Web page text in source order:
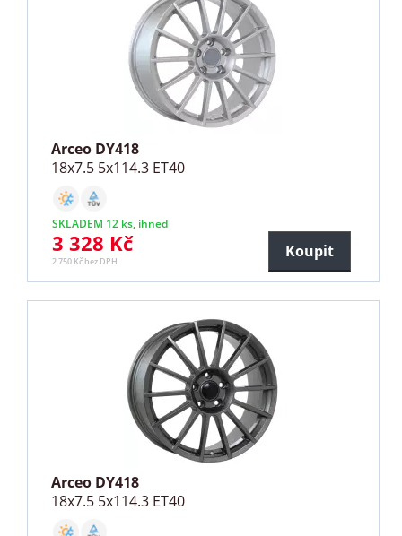
Arceo DY418
18x7.5 5x114.3 ET40
SKLADEM 12 ks, ihned
3 328 Kč
2 750 Kč bez DPH
Koupit
Arceo DY418
18x7.5 5x114.3 ET40